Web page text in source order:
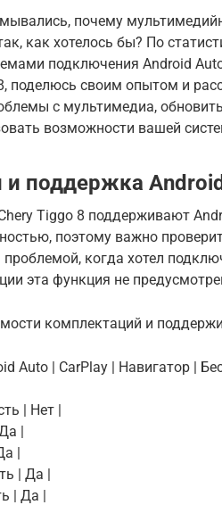
почему
как хотелось бы? По
подключения Android
поделюсь своим опытом и
с мультимедиа,
возможности вашей
поддержка
Tiggo 8 поддерживают
поэтому важно
проблемой, когда хотел
эта функция не
комплектаций и
Auto | CarPlay | Навигатор |
| Нет |
|
|
| Да |
| Да |